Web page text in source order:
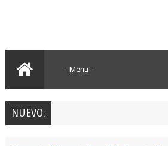
NUEVO: